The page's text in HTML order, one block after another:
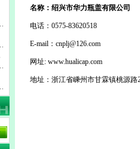
名称：绍兴市华力瓶盖有限公司
电话：0575-83620518
E-mail： cnplj@126.com
网址: www.hualicap.com
地址：浙江省嵊州市甘霖镇桃源路